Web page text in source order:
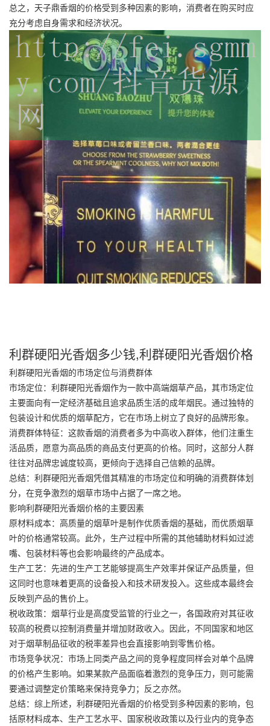
总之，天子鼎香烟的价格受到多种因素的影响，消费者在购买时应
充分考虑自身需求和经济状况。
利群硬阳光香烟多少钱,利群硬阳光香烟价格
利群硬阳光香烟的市场定位与消费群体
市场定位：利群硬阳光香烟作为一款中高端烟草产品，其市场定位
主要面向有一定经济基础且追求品质生活的成年烟民。通过独特的
包装设计和优质的烟草配方，它在市场上树立了良好的品牌形象。
消费群体特征：这款香烟的消费者多为中高收入群体，他们注重生
活品质，愿意为高品质的商品支付更高的价格。同时，这部分人群
往往对品牌忠诚度较高，更倾向于选择自己信赖的品牌。
总结：利群硬阳光香烟凭借其精准的市场定位和明确的消费群体划
分，在竞争激烈的烟草市场中占据了一席之地。
影响利群硬阳光香烟价格的主要因素
原材料成本：高质量的烟草叶是制作优质香烟的基础，而优质烟草
叶的价格通常较高。此外，生产过程中所需的其他辅助材料如过滤
嘴、包装材料等也会影响最终的产品成本。
生产工艺：先进的生产工艺能够提高生产效率并保证产品质量，但
这同时也意味着更高的设备投入和技术研发投入。这些成本最终会
反映到产品的售价上。
税收政策：烟草行业是高度受监管的行业之一，各国政府对其征收
较高的税费以控制消费量并增加财政收入。因此，不同国家和地区
对于烟草制品征收的税率差异也会直接影响到零售价格。
市场竞争状况：市场上同类产品之间的竞争程度同样会对单个品牌
的价格产生影响。如果某款产品面临着激烈的竞争压力，则可能需
要通过调整定价策略来保持竞争力；反之亦然。
总结：综上所述，利群硬阳光香烟的价格受到多种因素的影响，包
括原材料成本、生产工艺水平、国家税收政策以及行业内的竞争态